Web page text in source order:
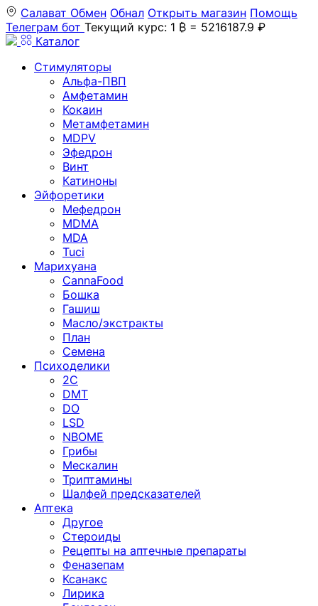
Салават Обмен Обнал Открыть магазин Помощь
Телеграм бот Текущий курс: 1 ₿ = 5216187.9 ₽
Каталог
Стимуляторы
Альфа-ПВП
Амфетамин
Кокаин
Метамфетамин
MDPV
Эфедрон
Винт
Катиноны
Эйфоретики
Мефедрон
MDMA
MDA
Tuci
Марихуана
CannaFood
Бошка
Гашиш
Масло/экстракты
План
Семена
Психоделики
2C
DMT
DO
LSD
NBOME
Грибы
Мескалин
Триптамины
Шалфей предсказателей
Аптека
Другое
Стероиды
Рецепты на аптечные препараты
Феназепам
Ксанакс
Лирика